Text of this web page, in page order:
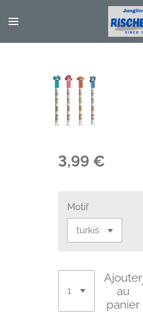
au
3,99 €
Motif
Ajouter
au
panier